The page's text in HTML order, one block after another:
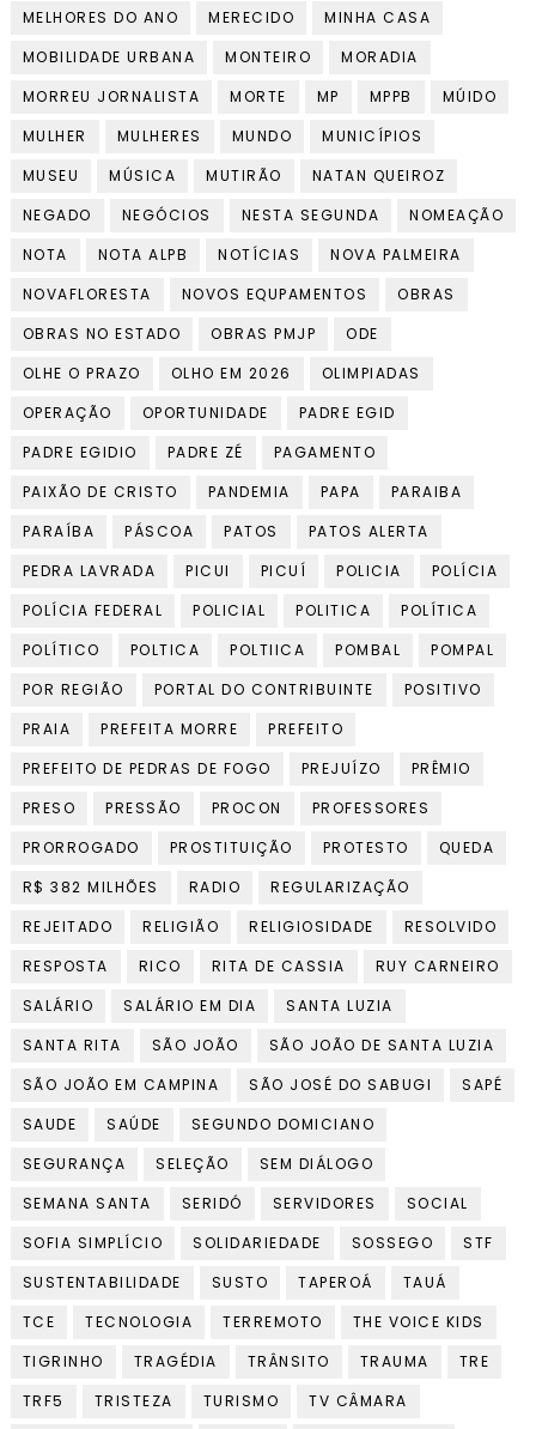
MELHORES DO ANO
MERECIDO
MINHA CASA
MOBILIDADE URBANA
MONTEIRO
MORADIA
MORREU JORNALISTA
MORTE MP MPPB
MÚIDO
MULHER
MULHERES MUNDO
MUNICÍPIOS
MUSEU
MÚSICA MUTIRÃO
NATAN QUEIROZ
NEGADO
NEGÓCIOS NESTA SEGUNDA
NOMEAÇÃO
NOTA
NOTA ALPB NOTÍCIAS
NOVA PALMEIRA
NOVAFLORESTA
NOVOS EQUPAMENTOS
OBRAS
OBRAS NO ESTADO
OBRAS PMJP
ODE
OLHE O PRAZO
OLHO EM 2026
OLIMPIADAS
OPERAÇÃO
OPORTUNIDADE
PADRE EGID
PADRE EGIDIO
PADRE ZÉ
PAGAMENTO
PAIXÃO DE CRISTO
PANDEMIA PAPA
PARAIBA
PARAÍBA
PÁSCOA PATOS
PATOS ALERTA
PEDRA LAVRADA
PICUI PICUÍ POLICIA
POLÍCIA
POLÍCIA FEDERAL
POLICIAL POLITICA
POLÍTICA
POLÍTICO
POLTICA POLTIICA POMBAL
POMPAL
POR REGIÃO
PORTAL DO CONTRIBUINTE
POSITIVO
PRAIA
PREFEITA MORRE
PREFEITO
PREFEITO DE PEDRAS DE FOGO
PREJUÍZO
PRÊMIO
PRESO
PRESSÃO PROCON
PROFESSORES
PRORROGADO
PROSTITUIÇÃO PROTESTO
QUEDA
R$ 382 MILHÕES
RADIO
REGULARIZAÇÃO
REJEITADO
RELIGIÃO RELIGIOSIDADE
RESOLVIDO
RESPOSTA
RICO RITA DE CASSIA
RUY CARNEIRO
SALÁRIO
SALÁRIO EM DIA
SANTA LUZIA
SANTA RITA
SÃO JOÃO
SÃO JOÃO DE SANTA LUZIA
SÃO JOÃO EM CAMPINA
SÃO JOSÉ DO SABUGI
SAPÉ
SAUDE
SAÚDE
SEGUNDO DOMICIANO
SEGURANÇA
SELEÇÃO
SEM DIÁLOGO
SEMANA SANTA
SERIDÓ SERVIDORES
SOCIAL
SOFIA SIMPLÍCIO
SOLIDARIEDADE SOSSEGO
STF
SUSTENTABILIDADE
SUSTO TAPEROÁ
TAUÁ
TCE
TECNOLOGIA TERREMOTO
THE VOICE KIDS
TIGRINHO
TRAGÉDIA TRÂNSITO TRAUMA
TRE
TRF5
TRISTEZA TURISMO TV CÂMARA